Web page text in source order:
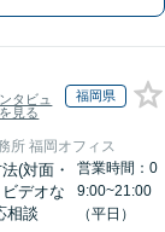
タビュ
見る
福岡県
所 福岡オフィス
(対面・
デオな
相談
営業時間：0
9:00~21:00
（平日）